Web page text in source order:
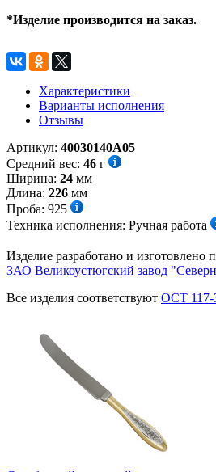
*Изделие производится на заказ.
Характеристики
Варианты исполнения
Отзывы
Артикул: 40030140А05
Средний вес: 46 г
Ширина: 24 мм
Длина: 226 мм
Проба: 925
Техника исполнения: Ручная работа
Изделие разработано и изготовлено
ЗАО Великоустюгский завод
Все изделия соответствуют ОСТ 117-